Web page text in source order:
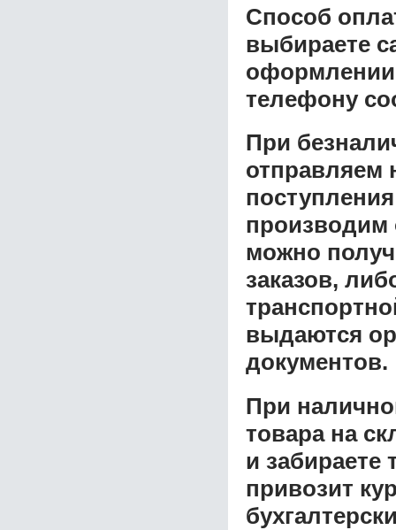
Способ
выбираете
оформлении
телефону
При
отправляем
производим
можно
заказов,
выдаются
документов.
При
товара на
и забираете
привозит